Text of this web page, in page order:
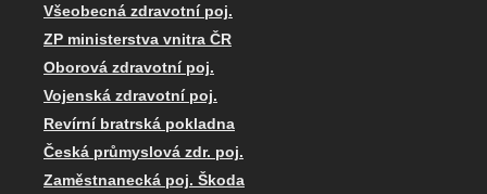
Všeobecná zdravotní poj.
ZP ministerstva vnitra ČR
Oborová zdravotní poj.
Vojenská zdravotní poj.
Revírní bratrská pokladna
Česká průmyslová zdr. poj.
Zaměstnanecká poj. Škoda